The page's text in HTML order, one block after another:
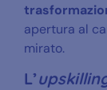
apertura al
mirato.
L’